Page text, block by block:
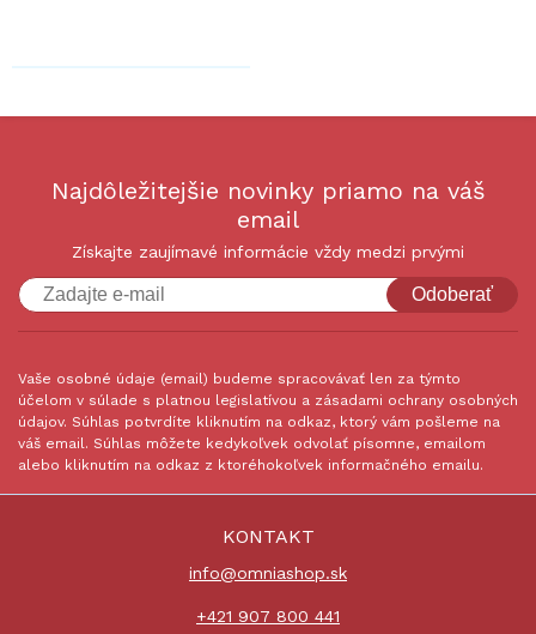
Najdôležitejšie novinky priamo na váš
email
Získajte zaujímavé informácie vždy medzi prvými
Odoberať
Vaše osobné údaje (email) budeme spracovávať len za týmto
účelom v súlade s platnou legislatívou a zásadami ochrany osobných
údajov. Súhlas potvrdíte kliknutím na odkaz, ktorý vám pošleme na
váš email. Súhlas môžete kedykoľvek odvolať písomne, emailom
alebo kliknutím na odkaz z ktoréhokoľvek informačného emailu.
KONTAKT
info@omniashop.sk
+421 907 800 441